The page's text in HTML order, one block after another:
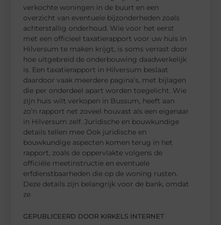
verkochte woningen in de buurt en een
overzicht van eventuele bijzonderheden zoals
achterstallig onderhoud. Wie voor het eerst
met een officieel taxatierapport voor uw huis in
Hilversum te maken krijgt, is soms verrast door
hoe uitgebreid de onderbouwing daadwerkelijk
is. Een taxatierapport in Hilversum beslaat
daardoor vaak meerdere pagina’s, met bijlagen
die per onderdeel apart worden toegelicht. Wie
zijn huis wilt verkopen in Bussum, heeft aan
zo’n rapport net zoveel houvast als een eigenaar
in Hilversum zelf. Juridische en bouwkundige
details tellen mee Ook juridische en
bouwkundige aspecten komen terug in het
rapport, zoals de oppervlakte volgens de
officiële meetinstructie en eventuele
erfdienstbaarheden die op de woning rusten.
Deze details zijn belangrijk voor de bank, omdat
ze
GEPUBLICEERD DOOR KIRKELS INTERNET